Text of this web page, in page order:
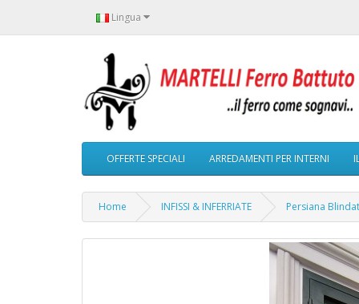
Lingua
OFFERTE SPECIALI ARREDAMENTI PER INTERNI
Home INFISSI & INFERRIATE Persiana